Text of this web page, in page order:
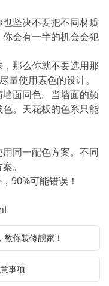
坚决不要把不同材质
会有一半的机会会犯
那么你就不要选用那
量使用素色的设计。
面同色。当墙面的颜
。天花板的色系只能
同一配色方案。不同
。
90%可能错误！
你装修靓家！
事项